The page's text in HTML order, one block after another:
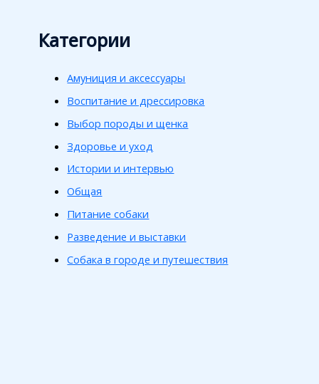
Категории
Амуниция и аксессуары
Воспитание и дрессировка
Выбор породы и щенка
Здоровье и уход
Истории и интервью
Общая
Питание собаки
Разведение и выставки
Собака в городе и путешествия